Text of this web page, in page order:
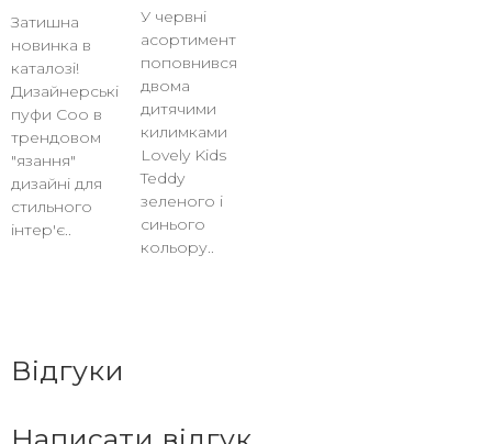
Затишна
новинка в
каталозі!
Дизайнерські
пуфи Coo в
трендовом
"язання"
дизайні для
стильного
інтер'є..
У червні
асортимент
поповнився
двома
дитячими
килимками
Lovely Kids
Teddy
зеленого і
синього
кольору..
Відгуки